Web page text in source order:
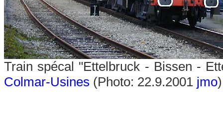
Train spécal "Ettelbruck - Bissen -
Colmar-Usines (Photo: 22.9.2001 jmo)